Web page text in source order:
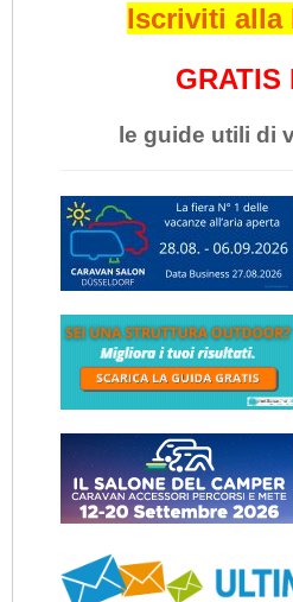
Iscriviti alla
GRATIS
le guide utili di